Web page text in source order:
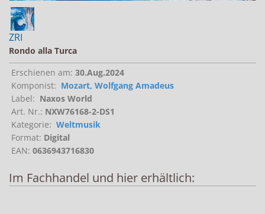
ZRI
Rondo alla Turca
Erschienen am: 30.Aug.2024
Komponist: Mozart, Wolfgang Amadeus
Label: Naxos World
Art. Nr.: NXW76168-2-DS1
Kategorie: Weltmusik
Format: Digital
EAN: 0636943716830
Im Fachhandel und hier erhältlich: